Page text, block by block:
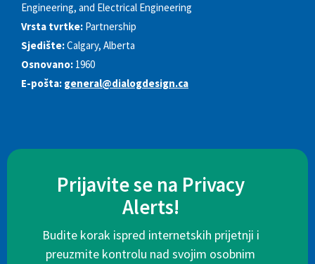
Engineering, and Electrical Engineering
Vrsta tvrtke: Partnership
Sjedište:Calgary, Alberta
Osnovano: 1960
E-pošta: general@dialogdesign.ca
Prijavite se na Privacy
Alerts!
Budite korak ispred internetskih prijetnji i
preuzmite kontrolu nad svojim osobnim